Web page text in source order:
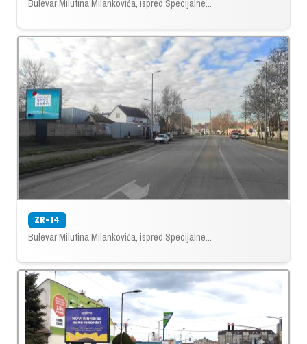
Bulevar Milutina Milankovića, ispred Specijalne...
ZR-14
Bulevar Milutina Milankovića, ispred Specijalne...